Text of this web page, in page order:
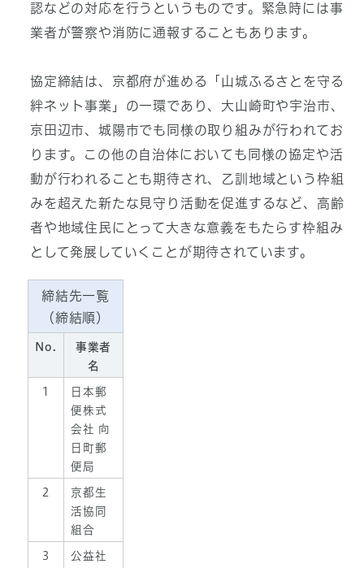
認などの対応を行うというものです。緊急時には事
業者が警察や消防に通報することもあります。
協定締結は、京都府が進める「山城ふるさとを守る
絆ネット事業」の一環であり、大山崎町や宇治市、
京田辺市、城陽市でも同様の取り組みが行われてお
ります。この他の自治体においても同様の協定や活
動が行われることも期待され、乙訓地域という枠組
みを超えた新たな見守り活動を促進するなど、高齢
者や地域住民にとって大きな意義をもたらす枠組み
として発展していくことが期待されています。
締結先一覧
（締結順）
No.
事業者
名
1
日本郵
便株式
会社 向
日町郵
便局
2
京都生
活協同
組合
3
公益社